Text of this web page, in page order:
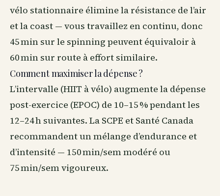
vélo stationnaire élimine la résistance de l’air
et la coast — vous travaillez en continu, donc
45 min sur le spinning peuvent équivaloir à
60 min sur route à effort similaire.
Comment maximiser la dépense ?
L’intervalle (HIIT à vélo) augmente la dépense
post-exercice (EPOC) de 10–15 % pendant les
12–24 h suivantes. La SCPE et Santé Canada
recommandent un mélange d’endurance et
d’intensité — 150 min/sem modéré ou
75 min/sem vigoureux.